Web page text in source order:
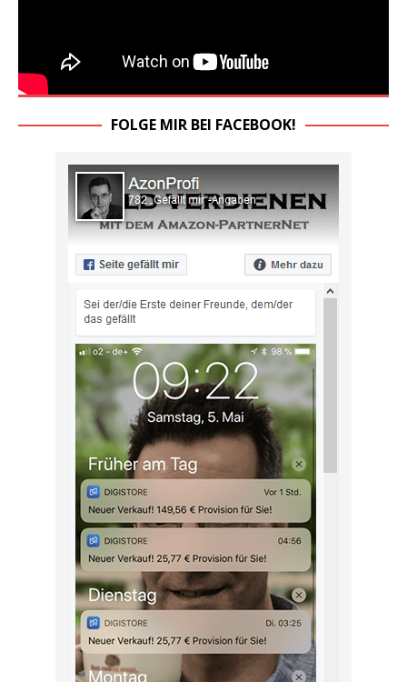
FOLGE MIR BEI FACEBOOK!